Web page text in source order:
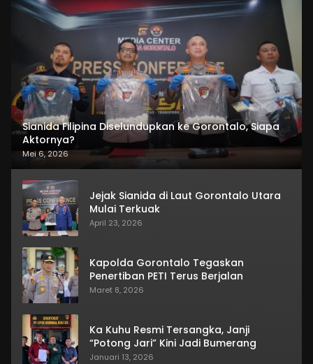
Sianida Filipina Diselundupkan ke Gorontalo, Siapa
Aktornya?
Mei 6, 2026
Jejak Sianida di Laut Gorontalo Utara
Mulai Terkuak
April 23, 2026
Kapolda Gorontalo Tegaskan
Penertiban PETI Terus Berjalan
Maret 8, 2026
Ka Kuhu Resmi Tersangka, Janji
“Potong Jari” Kini Jadi Bumerang
Januari 13, 2026